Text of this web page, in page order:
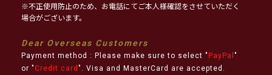
※不正使用防止のため、お電話にてご本人様確認をさせていただく
場合がございます。
Dear Overseas Customers
Payment method : Please make sure to select " PayPal "
or " Credit card ". Visa and MasterCard are accepted.